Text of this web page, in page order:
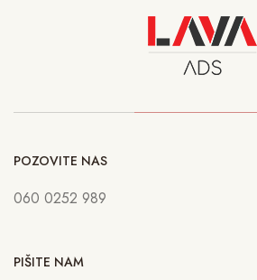
POZOVITE NAS
060 0252 989
PIŠITE NAM